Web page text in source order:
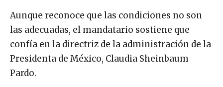
Aunque reconoce que las condiciones no son
las adecuadas, el mandatario sostiene que
confía en la directriz de la administración de la
Presidenta de México, Claudia Sheinbaum
Pardo.